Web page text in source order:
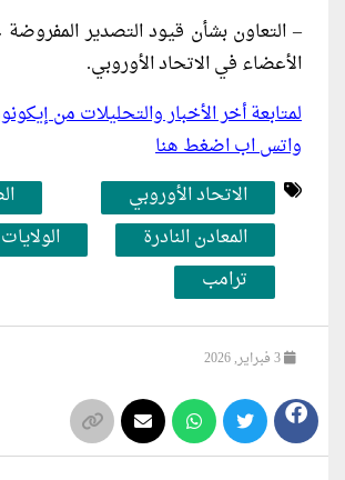
– التعاون بشأن قيود التصدير
الأعضاء في الاتحاد الأوروبي.
لمتابعة أخر الأخبار والتحليلات من
واتس اب اضغط هنا
الاتحاد الأوروبي
المعادن النادرة
ترامب